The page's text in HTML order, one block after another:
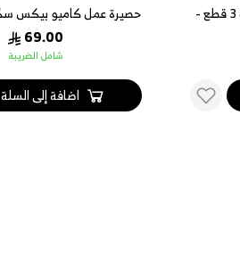
حصائر كرافتي المجموعة الكاملة 3 قطع -
سم
69.00
شامل الضريبة
اضافة إلى السلة